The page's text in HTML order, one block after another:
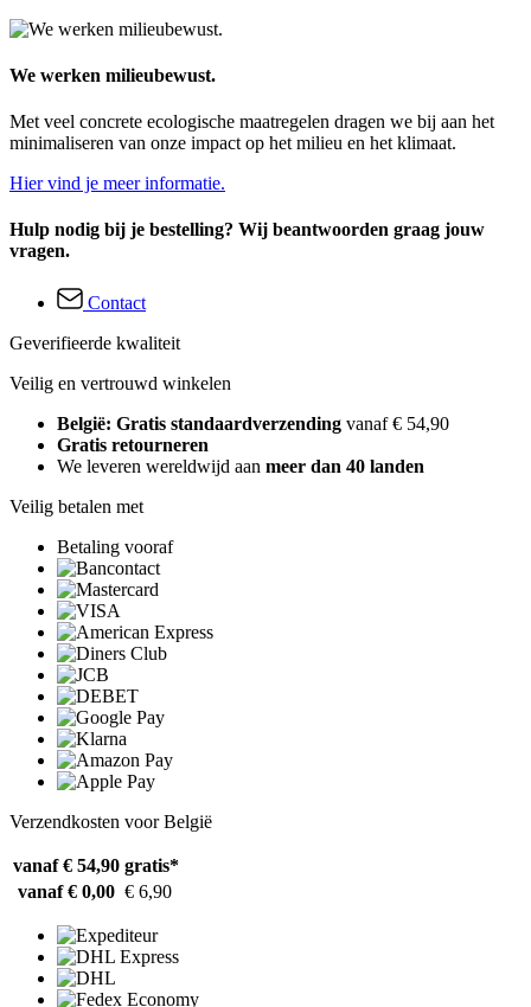
We werken milieubewust.
Met veel concrete ecologische maatregelen dragen we bij aan het
minimaliseren van onze impact op het milieu en het klimaat.
Hier vind je meer informatie.
Hulp nodig bij je bestelling? Wij beantwoorden graag jouw
vragen.
Contact
Geverifieerde kwaliteit
Veilig en vertrouwd winkelen
België: Gratis standaardverzending vanaf € 54,90
Gratis retourneren
We leveren wereldwijd aan meer dan 40 landen
Veilig betalen met
Betaling vooraf
Verzendkosten voor België
vanaf € 54,90 gratis*
vanaf € 0,00 € 6,90